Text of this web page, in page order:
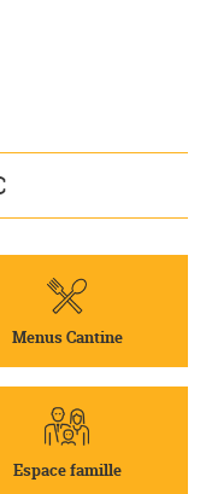
Menus Cantine
Espace famille